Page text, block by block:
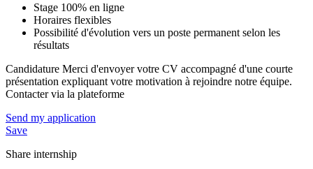
Stage 100% en ligne
Horaires flexibles
Possibilité d'évolution vers un poste permanent selon les
résultats
Candidature Merci d'envoyer votre CV accompagné d'une courte
présentation expliquant votre motivation à rejoindre notre équipe.
Contacter via la plateforme
Send my application
Save
Share internship